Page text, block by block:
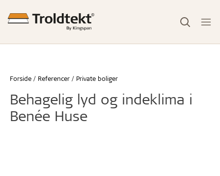
Forside Referencer Private boliger
Behagelig lyd og indeklima i
Benée Huse